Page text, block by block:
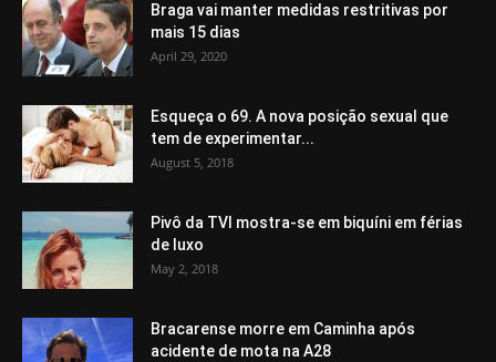
Braga vai manter medidas restritivas por
mais 15 dias
April 29, 2020
Esqueça o 69. A nova posição sexual que
tem de experimentar...
August 5, 2018
Pivô da TVI mostra-se em biquíni em férias
de luxo
May 2, 2018
Bracarense morre em Caminha após
acidente de mota na A28